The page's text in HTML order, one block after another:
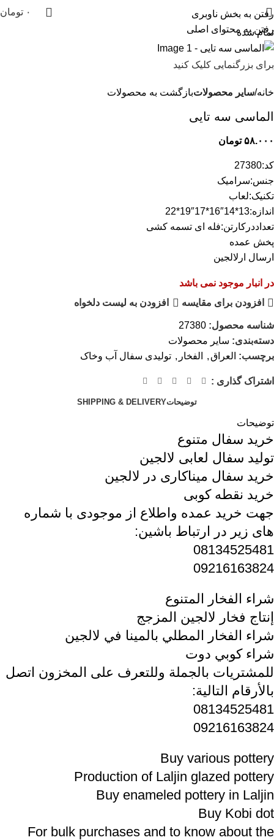
رفتن به بخش ناوبری
رفتن به محتوای اصلی
۰ تومان
تمام شده
برای بزرگنمایی کلیک کنید
خانه سایر محصولاتبازگشت به محصولات
الماسی سه تایی
۵۸.۰۰۰ تومان
کد:27380
جنس:سرامیک
تکنیک:لعاب
اندازه:13*14″16*17″19*22
تعداددرکارتن:فله ای تسمه کشی
پخش عمده
ارسال ارلالجین
در انبار موجود نمی باشد
افزودن برای مقایسه
افزودن به لیست دلخواه
شناسه محصول: 27380
دسته‌بندی: سایر محصولات
برچسب: العراق , الفخار , تولیدی سفال آب وخاک
اشتراک گذاری :
توضیحاتSHIPPING & DELIVERY
توضیحات
خرید سفال متنوع
تولید سفال لعابی لالجین
خرید سفال میناکاری در لالجین
خرید نقطه کوبی
جهت خرید عمده واطلاع از موجودی با شماره
های زیر در ارتباط باشین:
08134525481
09216163824
شراء الفخار المتنوع
إنتاج فخار لالجين المزجج
شراء الفخار المطلي بالمينا في لالجين
شراء كوبي دوت
للمشتريات بالجملة وللتعرف على المخزون اتصل
بالأرقام التالية:
08134525481
09216163824
Buy various pottery
Production of Laljin glazed pottery
Buy enameled pottery in Laljin
Buy Kobi dot
For bulk purchases and to know about the